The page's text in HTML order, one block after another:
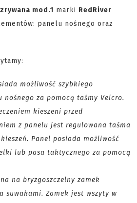
mod.1 marki RedRiver
panelu nośnego oraz
możliwość szybkiego
za pomocą taśmy Velcro.
kieszeni przed
z panelu jest regulowana taśma
Panel posiada możliwość
lub pasa taktycznego za pomocą
na bryzgoszczelny zamek
suwakami. Zamek jest wszyty w